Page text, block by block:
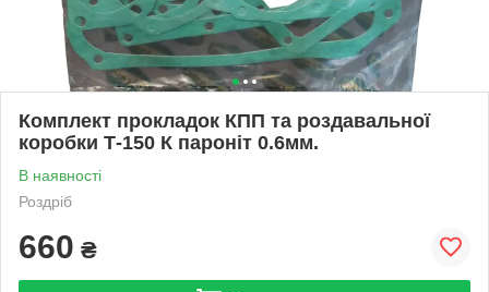
Комплект прокладок КПП та роздавальної
коробки Т-150 К пароніт 0.6мм.
В наявності
Роздріб
660 ₴